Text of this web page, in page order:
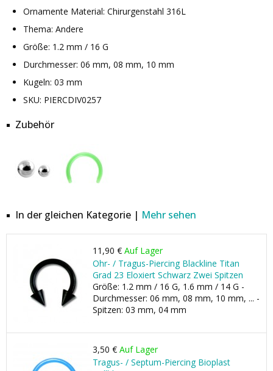
Ornamente Material: Chirurgenstahl 316L
Thema: Andere
Größe: 1.2 mm / 16 G
Durchmesser: 06 mm, 08 mm, 10 mm
Kugeln: 03 mm
SKU: PIERCDIV0257
Zubehör
In der gleichen Kategorie | Mehr sehen
11,90 € Auf Lager
Ohr- / Tragus-Piercing Blackline Titan
Grad 23 Eloxiert Schwarz Zwei Spitzen
Größe: 1.2 mm / 16 G, 1.6 mm / 14 G -
Durchmesser: 06 mm, 08 mm, 10 mm, ... -
Spitzen: 03 mm, 04 mm
3,50 € Auf Lager
Tragus- / Septum-Piercing Bioplast